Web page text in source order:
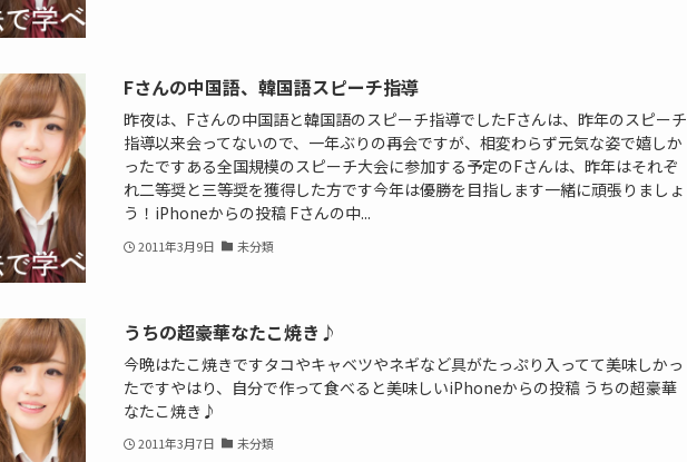
Fさんの中国語、韓国語スピーチ指導
昨夜は、Fさんの中国語と韓国語のスピーチ指導でしたFさんは、昨年のスピーチ
指導以来会ってないので、一年ぶりの再会ですが、相変わらず元気な姿で嬉しか
ったですある全国規模のスピーチ大会に参加する予定のFさんは、昨年はそれぞ
れ二等奨と三等奨を獲得した方です今年は優勝を目指します一緒に頑張りましょ
う！iPhoneからの投稿 Fさんの中...
2011年3月9日 未分類
うちの超豪華なたこ焼き♪
今晩はたこ焼きですタコやキャベツやネギなど具がたっぷり入ってて美味しかっ
たですやはり、自分で作って食べると美味しいiPhoneからの投稿 うちの超豪華
なたこ焼き♪
2011年3月7日 未分類